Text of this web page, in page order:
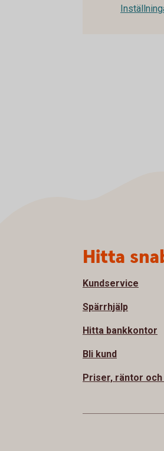
Hitta
Kundservice
Spärrhjälp
Hitta bankkontor
Bli kund
Priser, räntor